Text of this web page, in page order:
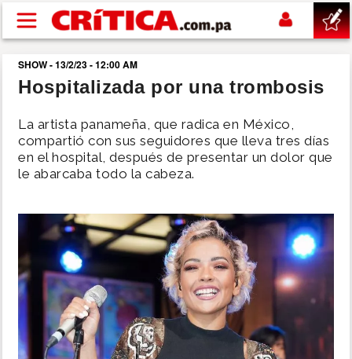
Pasar al contenido principal
buscar
NACIONAL
DEPORTES
MUNDO
SHOW - 13/2/23 - 12:00 AM
Hospitalizada por una trombosis
La artista panameña, que radica en México,
compartió con sus seguidores que lleva tres días
en el hospital, después de presentar un dolor que
le abarcaba todo la cabeza.